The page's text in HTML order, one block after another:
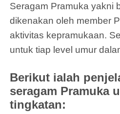
Seragam Pramuka yakni
dikenakan oleh member
aktivitas kepramukaan.
untuk tiap level umur
Berikut ialah
seragam Pramuka
tingkatan: